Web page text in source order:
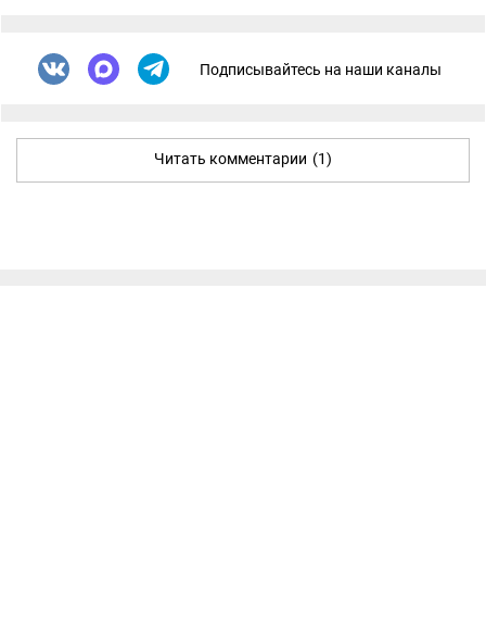
Подписывайтесь на наши каналы
Читать комментарии (1)